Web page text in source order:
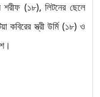
শরীফ (১৮), লিটনের ছেলে
কবিরের স্ত্রী উর্মি (১৮) ও